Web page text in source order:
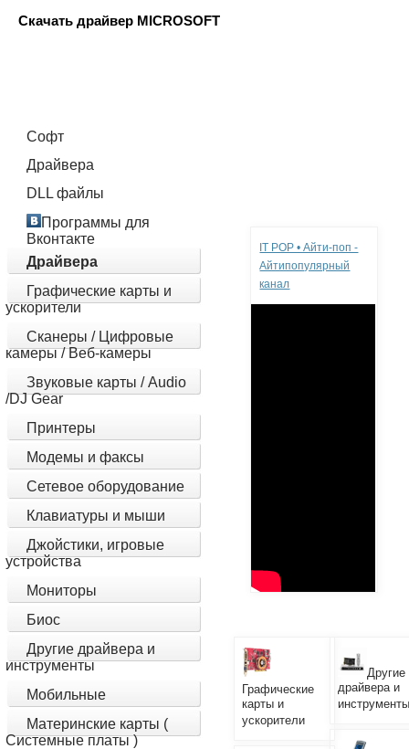
Скачать драйвер MICROSOFT
Софт
Драйвера
DLL файлы
Программы для
Вконтакте
Драйвера
Графические карты и
ускорители
Сканеры / Цифровые
камеры / Веб-камеры
Звуковые карты / Audio
/DJ Gear
Принтеры
Модемы и факсы
Сетевое оборудование
Клавиатуры и мыши
Джойстики, игровые
устройства
Мониторы
Биос
Другие драйвера и
инструменты
Мобильные
Материнские карты (
Системные платы )
IT POP • Айти-поп -
Айтипопулярный
канал
Графические
карты и
ускорители
Другие
драйвера и